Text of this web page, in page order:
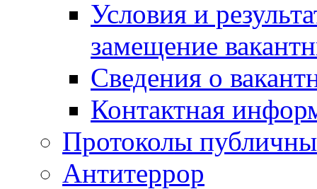
Условия и
замещение
Сведения о
Контактная
Протоколы
Антитеррор